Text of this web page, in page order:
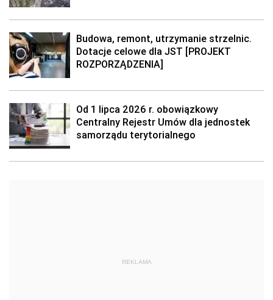
Budowa, remont, utrzymanie strzelnic.
Dotacje celowe dla JST [PROJEKT
ROZPORZĄDZENIA]
Od 1 lipca 2026 r. obowiązkowy
Centralny Rejestr Umów dla jednostek
samorządu terytorialnego
REKLAMA